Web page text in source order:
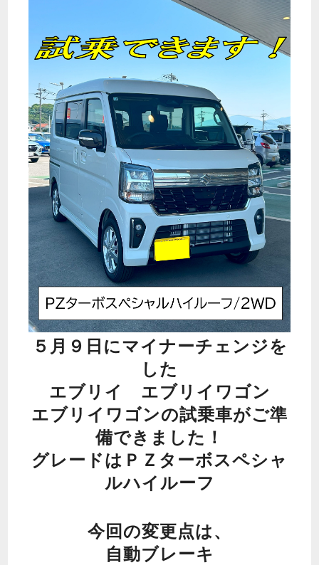
５月９日にマイナーチェンジを
した
エブリイ エブリイワゴン
エブリイワゴンの試乗車がご準
備できました！
グレードはＰＺターボスペシャ
ルハイルーフ
今回の変更点は、
自動ブレーキ